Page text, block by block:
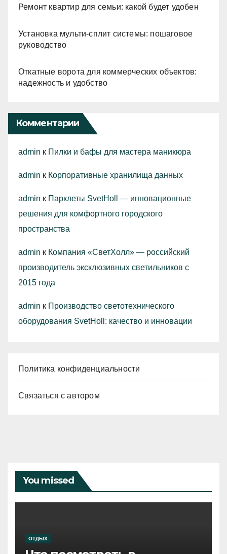
Ремонт квартир для семьи: какой будет удобен
Установка мульти-сплит системы: пошаговое
руководство
Откатные ворота для коммерческих объектов:
надежность и удобство
Комментарии
admin к Пилки и бафы для мастера маникюра
admin к Корпоративные хранилища данных
admin к Парклеты SvetHoll — инновационные
решения для комфортного городского
пространства
admin к Компания «СветХолл» — российский
производитель эксклюзивных светильников с
2015 года
admin к Производство светотехнического
оборудования SvetHoll: качество и инновации
Политика конфиденциальности
Связаться с автором
You missed
ОТДЫХ